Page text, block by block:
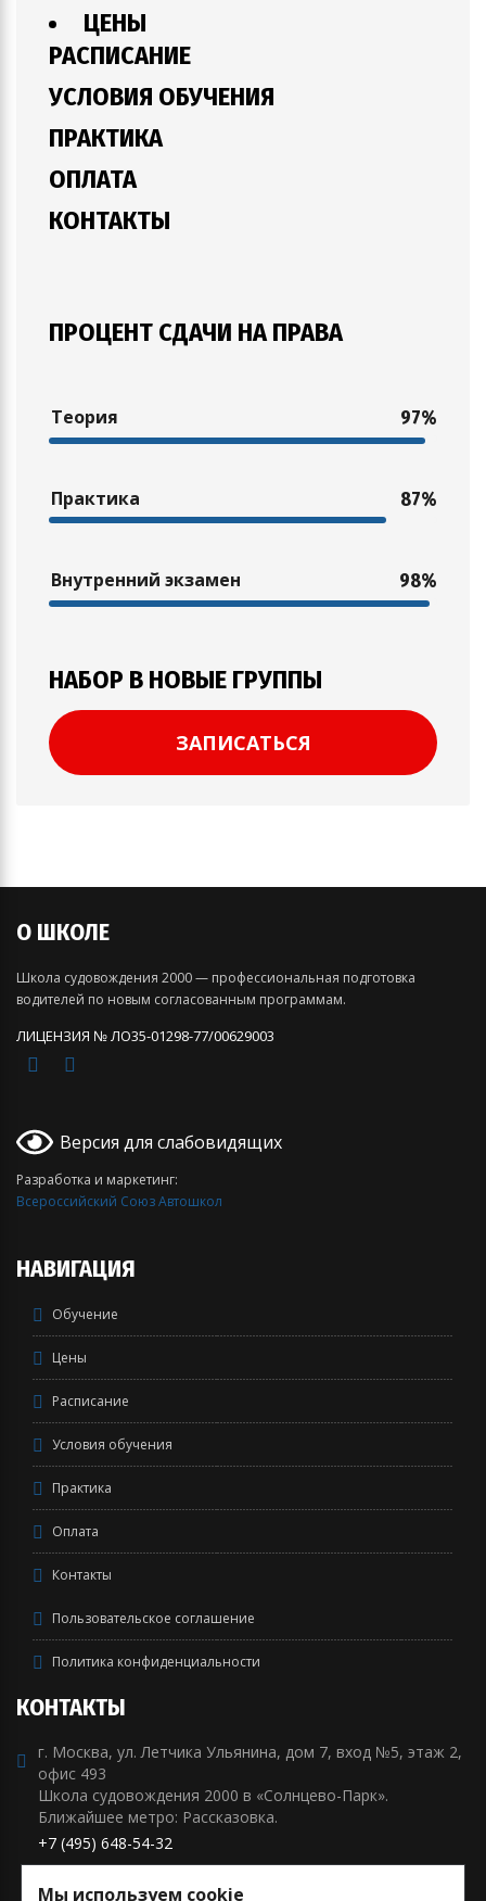
ЦЕНЫ
РАСПИСАНИЕ
УСЛОВИЯ ОБУЧЕНИЯ
ПРАКТИКА
ОПЛАТА
КОНТАКТЫ
ПРОЦЕНТ СДАЧИ НА ПРАВА
Теория 97%
Практика 87%
Внутренний экзамен 98%
НАБОР В НОВЫЕ ГРУППЫ
ЗАПИСАТЬСЯ
О ШКОЛЕ
Школа судовождения 2000 — профессиональная подготовка
водителей по новым согласованным программам.
ЛИЦЕНЗИЯ № ЛО35-01298-77/00629003
Версия для слабовидящих
Разработка и маркетинг:
Всероссийский Союз Автошкол
НАВИГАЦИЯ
Обучение
Цены
Расписание
Условия обучения
Практика
Оплата
Контакты
Пользовательское соглашение
Политика конфиденциальности
КОНТАКТЫ
г. Москва, ул. Летчика Ульянина, дом 7, вход №5, этаж 2,
офис 493
Школа судовождения 2000 в «Солнцево-Парк».
Ближайшее метро: Рассказовка.
+7 (495) 648-54-32
+7 (929) 911-47-99
Мы используем cookie